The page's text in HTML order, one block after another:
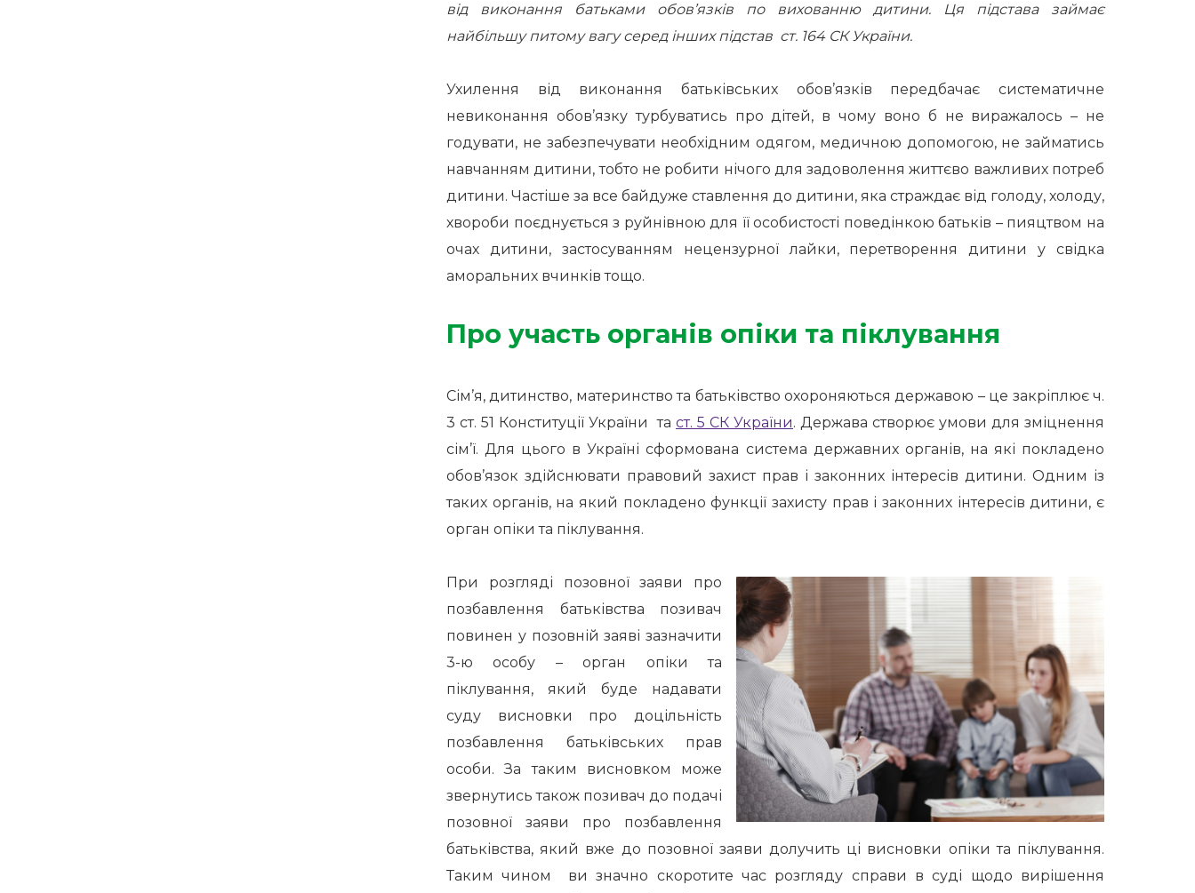
від виконання батьками обов’язків по вихованню дитини. Ця підстава займає
найбільшу питому вагу серед інших підстав ст. 164 СК України.
Ухилення від виконання батьківських обов’язків передбачає систематичне
невиконання обов’язку турбуватись про дітей, в чому воно б не виражалось – не
годувати, не забезпечувати необхідним одягом, медичною допомогою, не займатись
навчанням дитини, тобто не робити нічого для задоволення життєво важливих потреб
дитини. Частіше за все байдуже ставлення до дитини, яка страждає від голоду, холоду,
хвороби поєднується з руйнівною для її особистості поведінкою батьків – пияцтвом на
очах дитини, застосуванням нецензурної лайки, перетворення дитини у свідка
аморальних вчинків тощо.
Про участь органів опіки та піклування
Сім’я, дитинство, материнство та батьківство охороняються державою – це закріплює ч.
3 ст. 51 Конституції України та ст. 5 СК України. Держава створює умови для зміцнення
сім’ї. Для цього в Україні сформована система державних органів, на які покладено
обов’язок здійснювати правовий захист прав і законних інтересів дитини. Одним із
таких органів, на який покладено функції захисту прав і законних інтересів дитини, є
орган опіки та піклування.
При розгляді позовної заяви про
позбавлення батьківства позивач
повинен у позовній заяві зазначити
3-ю особу – орган опіки та
піклування, який буде надавати
суду висновки про доцільність
позбавлення батьківських прав
особи. За таким висновком може
звернутись також позивач до подачі
позовної заяви про позбавлення
батьківства, який вже до позовної заяви долучить ці висновки опіки та піклування.
Таким чином ви значно скоротите час розгляду справи в суді щодо вирішення